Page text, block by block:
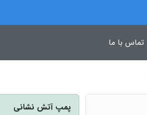
تماس با ما
پمپ آتش نشانی